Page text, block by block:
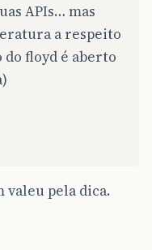
APIs… mas
a respeito
do floyd é aberto
valeu pela dica.